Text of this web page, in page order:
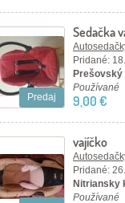
Predaj
Sedačka
Pridané:
Používané
9,00 €
vajíčko
Pridané:
Nitriansky
Používané